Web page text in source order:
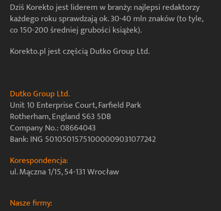
Dziś Korekto jest liderem w branży: najlepsi redaktorzy
każdego roku sprawdzają ok. 30-40 mln znaków (to tyle,
co 150-200 średniej grubości książek).
Korekto.pl jest częścią Dutko Group Ltd.
Dutko Group Ltd.
Unit 10 Enterprise Court, Farfield Park
Rotherham, England S63 5DB
Company No.: 08664043
Bank: ING 50105015751000009031077242
Korespondencja:
ul. Mączna 1/15, 54-131 Wrocław
Nasze firmy: